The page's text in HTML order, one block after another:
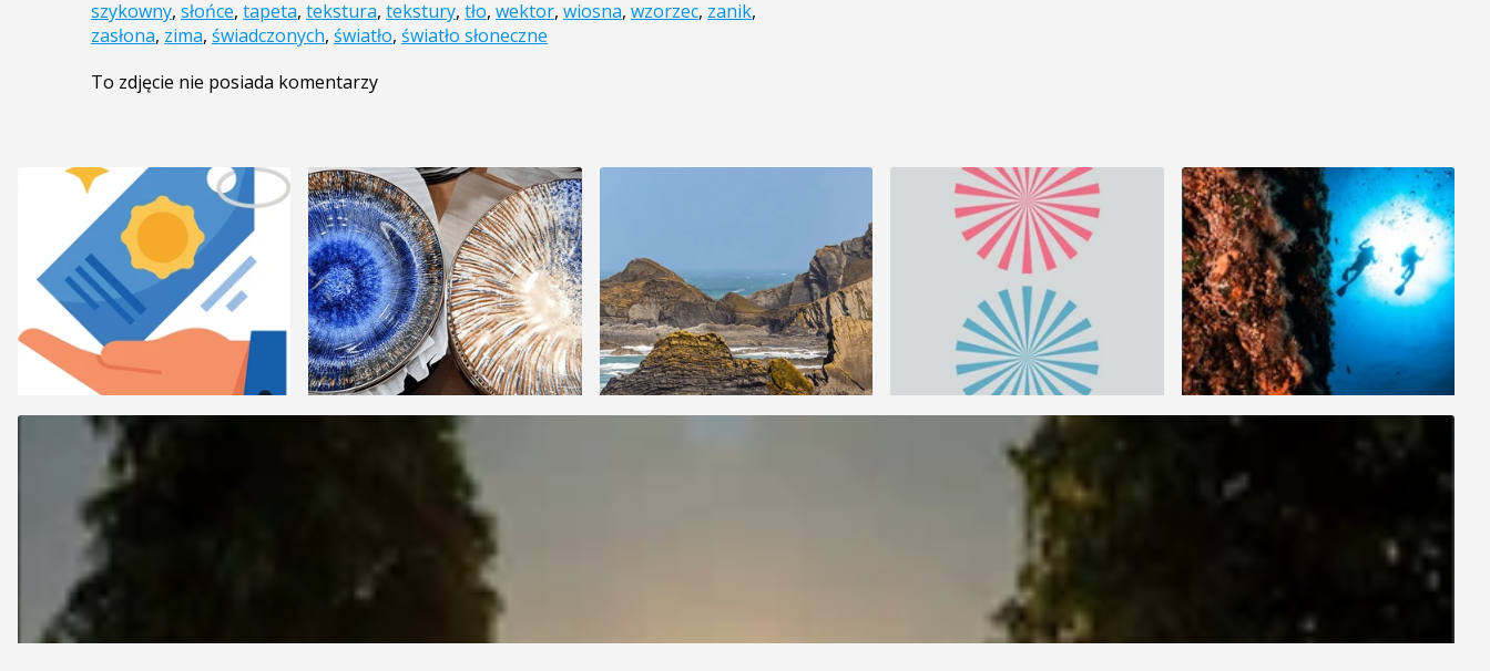
szykowny, słońce, tapeta, tekstura, tekstury, tło, wektor, wiosna, wzorzec, zanik,
zasłona, zima, świadczonych, światło, światło słoneczne
To zdjęcie nie posiada komentarzy